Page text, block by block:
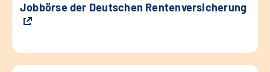
Jobbörse der Deutschen Rentenversicherung